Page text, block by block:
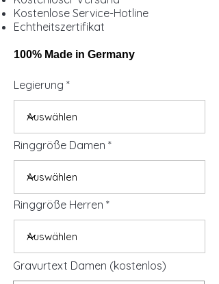
Kostenlose Service-Hotline
Echtheitszertifikat
100% Made in Germany
Legierung
Ringgröße Damen
Ringgröße Herren
Gravurtext Damen (kostenlos)